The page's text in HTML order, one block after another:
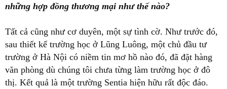
những hợp đồng thương mại như thế nào?
Tất cả cũng như cơ duyên, một sự tình cờ. Như trước đó,
sau thiết kế trường học ở Lũng Luông, một chủ đầu tư
trường ở Hà Nội có niềm tin mơ hồ nào đó, đã đặt hàng
văn phòng dù chúng tôi chưa từng làm trường học ở đô
thị. Kết quả là một trường Sentia hiện hữu rất độc đáo.